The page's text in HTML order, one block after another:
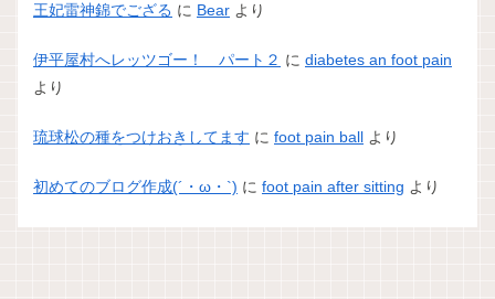
王妃雷神錦でござる に Bear より
伊平屋村へレッツゴー！ パート２ に diabetes an foot pain
より
琉球松の種をつけおきしてます に foot pain ball より
初めてのブログ作成(´・ω・`) に foot pain after sitting より